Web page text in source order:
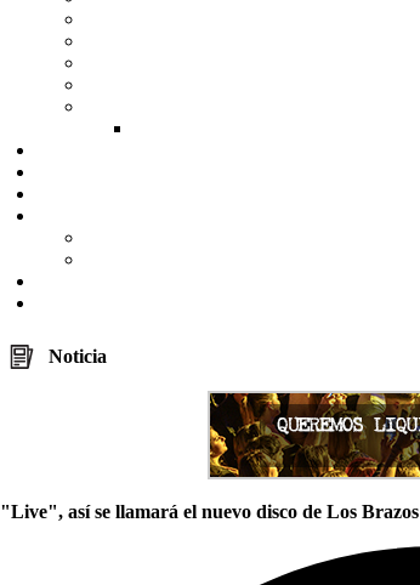
Noticia
"Live", así se llamará el nuevo disco de Los Brazos